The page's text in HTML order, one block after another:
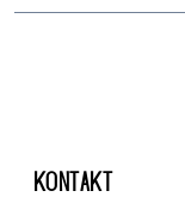
KONTAKT